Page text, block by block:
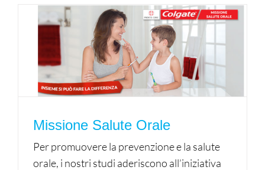
Missione Salute Orale
Per promuovere la prevenzione e la salute
orale, i nostri studi aderiscono all’iniziativa